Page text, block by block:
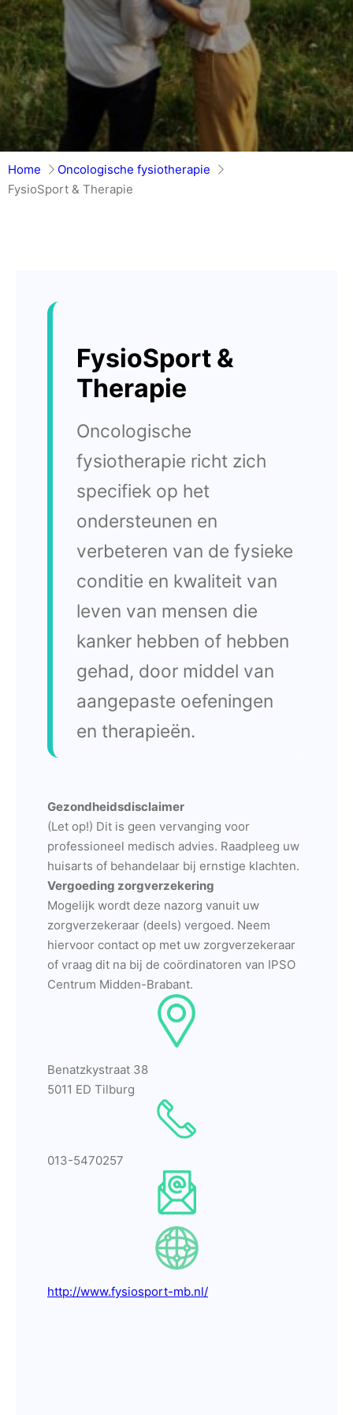
Home
Oncologische fysiotherapie
FysioSport & Therapie
FysioSport &
Therapie
Oncologische
fysiotherapie richt zich
specifiek op het
ondersteunen en
verbeteren van de fysieke
conditie en kwaliteit van
leven van mensen die
kanker hebben of hebben
gehad, door middel van
aangepaste oefeningen
en therapieën.
Gezondheidsdisclaimer
(Let op!) Dit is geen vervanging voor
professioneel medisch advies. Raadpleeg uw
huisarts of behandelaar bij ernstige klachten.
Vergoeding zorgverzekering
Mogelijk wordt deze nazorg vanuit uw
zorgverzekeraar (deels) vergoed. Neem
hiervoor contact op met uw zorgverzekeraar
of vraag dit na bij de coördinatoren van IPSO
Centrum Midden-Brabant.
Benatzkystraat 38
5011 ED Tilburg
013-5470257
http://www.fysiosport-mb.nl/